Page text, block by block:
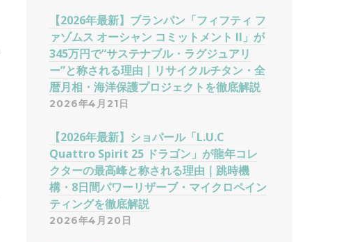
【2026年最新】ブランパン「フィフティ フ
ァゾムス オーシャン コミットメント II」が
345万円で“サステナブル・ラグジュアリ
ー”と称される理由｜リサイクルチタン・全
暦月相・海洋保護プロジェクトを徹底解説
2026年4月21日
【2026年最新】ショパール「L.U.C
Quattro Spirit 25 ドラゴン」が龍年コレ
クターの最高峰と称される理由｜跳時機
構・8日間パワーリザーブ・マイクロペイン
ティングを徹底解説
2026年4月20日